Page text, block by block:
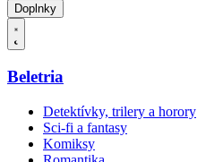
Doplnky
Beletria
Detektívky, trilery a horory
Sci-fi a fantasy
Komiksy